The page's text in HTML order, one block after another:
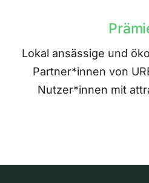
Lokal ansässige und
Partner*innen von
Nutzer*innen mit